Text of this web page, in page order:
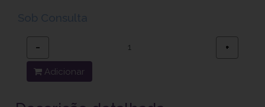
− +
Adicionar